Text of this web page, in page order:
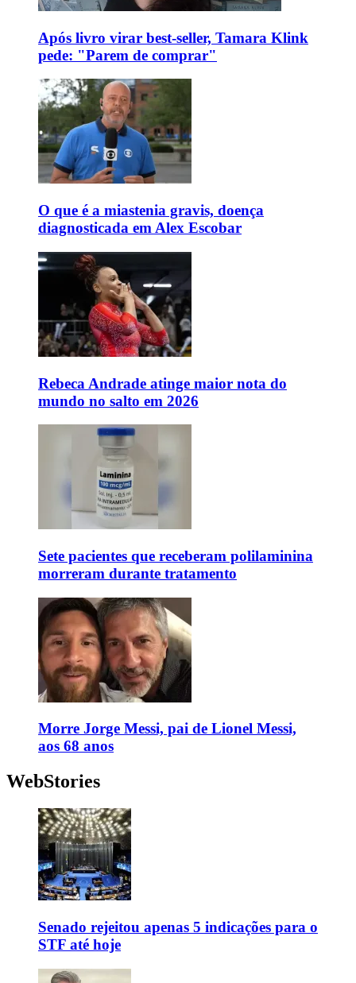
Após livro virar best-seller, Tamara Klink
pede: "Parem de comprar"
O que é a miastenia gravis, doença
diagnosticada em Alex Escobar
Rebeca Andrade atinge maior nota do
mundo no salto em 2026
Sete pacientes que receberam polilaminina
morreram durante tratamento
Morre Jorge Messi, pai de Lionel Messi,
aos 68 anos
WebStories
Senado rejeitou apenas 5 indicações para o
STF até hoje